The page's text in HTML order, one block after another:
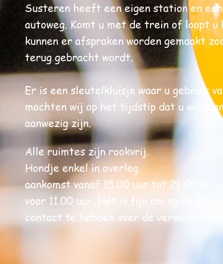
Susteren heeft een eigen station en
autoweg. Komt u met de trein of loopt u
kunnen er afspraken worden gemaakt
terug gebracht wordt.
Er is een sleutelkluisje waar u gebruik
mochten wij op het tijdstip dat u wilt
aanwezig zijn.
Alle ruimtes zijn rookvrij.
Hondje enkel in overleg.
aankomst vanaf 15.00 uur tot 21:00 of
voor 11.00 uur. Het is fijn om op de dag
contact te hebben over de verwachte